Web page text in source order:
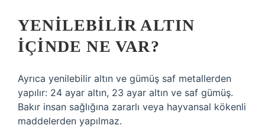
YENILEBILIR ALTIN
IÇINDE NE VAR?
Ayrıca yenilebilir altın ve gümüş saf metallerden
yapılır: 24 ayar altın, 23 ayar altın ve saf gümüş.
Bakır insan sağlığına zararlı veya hayvansal kökenli
maddelerden yapılmaz.